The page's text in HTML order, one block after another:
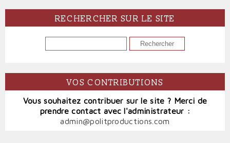
RECHERCHER SUR LE SITE
VOS CONTRIBUTIONS
Vous souhaitez contribuer sur le site ? Merci de
prendre contact avec l'administrateur :
admin@politproductions.com